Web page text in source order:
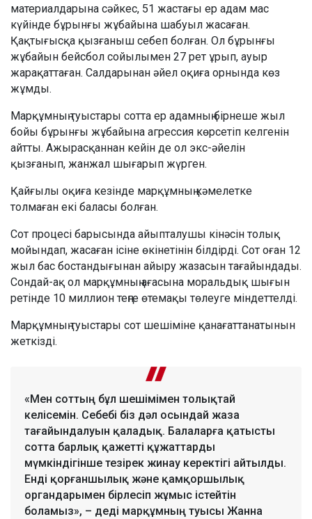
материалдарына сәйкес, 51 жастағы ер адам мас
күйінде бұрынғы жұбайына шабуыл жасаған.
Қақтығысқа қызғаныш себеп болған. Ол бұрынғы
жұбайын бейсбол сойылымен 27 рет ұрып, ауыр
жарақаттаған. Салдарынан әйел оқиға орнында көз
жұмды.
Марқұмның туыстары сотта ер адамның бірнеше жыл
бойы бұрынғы жұбайына агрессия көрсетіп келгенін
айтты. Ажырасқаннан кейін де ол экс-әйелін
қызғанып, жанжал шығарып жүрген.
Қайғылы оқиға кезінде марқұмның кәмелетке
толмаған екі баласы болған.
Сот процесі барысында айыпталушы кінәсін толық
мойындап, жасаған ісіне өкінетінін білдірді. Сот оған 12
жыл бас бостандығынан айыру жазасын тағайындады.
Сондай-ақ ол марқұмның ағасына моральдық шығын
ретінде 10 миллион теңге өтемақы төлеуге міндеттелді.
Марқұмның туыстары сот шешіміне қанағаттанатынын
жеткізді.
«Мен соттың бұл шешімімен толықтай
келісемін. Себебі біз дәл осындай жаза
тағайындалуын қаладық. Балаларға қатысты
сотта барлық қажетті құжаттарды
мүмкіндігінше тезірек жинау керектігі айтылды.
Енді қорғаншылық және қамқоршылық
органдарымен бірлесіп жұмыс істейтін
боламыз», – деді марқұмның туысы Жанна